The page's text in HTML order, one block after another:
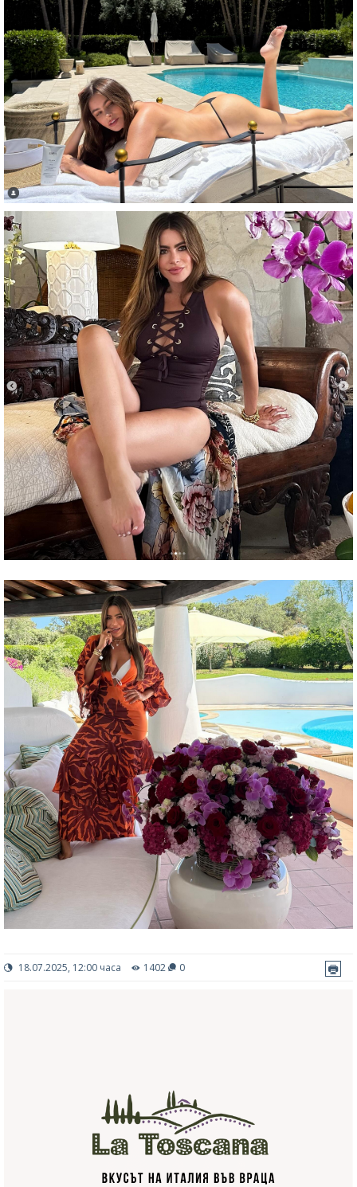
18.07.2025, 12:00 часа 1402 0